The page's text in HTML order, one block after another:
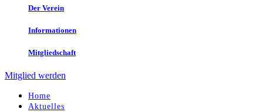
Der Verein
Informationen
Mitgliedschaft
Mitglied werden
Home
Aktuelles